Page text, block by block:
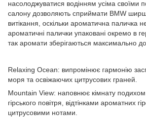
насолоджуватися водінням усіма своїми
салону дозволяють сприймати BMW
витікання, оскільки ароматична паличка
ароматичні палички упаковані окремо в
так аромати зберігаються максимально
Relaxing Ocean: випромінює гармонію
моря та освіжаючих цитрусових граней.
Mountain View: наповнює кімнату
гірського повітря, відтінками ароматних
цитрусовими нотами.